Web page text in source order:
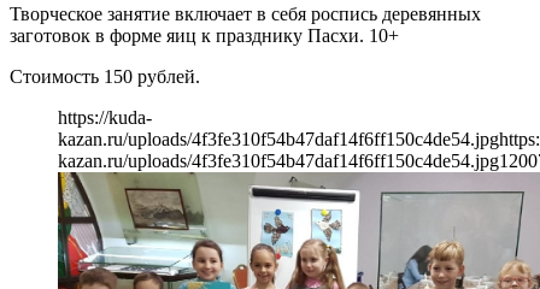
Творческое занятие включает в себя роспись деревянных
заготовок в форме яиц к празднику Пасхи. 10+
Стоимость 150 рублей.
https://kuda-
kazan.ru/uploads/4f3fe310f54b47daf14f6ff150c4de54.jpg
kazan.ru/uploads/4f3fe310f54b47daf14f6ff150c4de54.jpg1200